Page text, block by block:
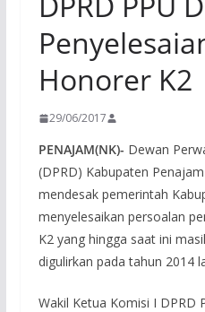
Honorer K2
29/06/2017
PENAJAM(NK)- Dewan
(DPRD) Kabupaten
mendesak pemerintah
menyelesaikan persoalan
K2 yang hingga saat ini
digulirkan pada tahun 2014
Wakil Ketua Komisi I DPRD